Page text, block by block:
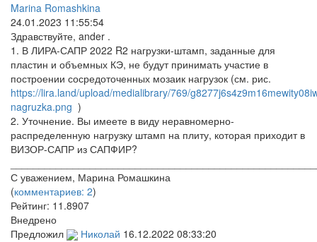
Marina Romashkina
24.01.2023 11:55:54
Здравствуйте, ander .
1. В ЛИРА-САПР 2022 R2 нагрузки-штамп, заданные для
пластин и объемных КЭ, не будут принимать участие в
построении сосредоточенных мозаик нагрузок (см. рис.
https://lira.land/upload/medialibrary/769/
nagruzka.png )
2. Уточнение. Вы имеете в виду неравномерно-
распределенную нагрузку штамп на плиту, которая приходит в
ВИЗОР-САПР из САПФИР?
С уважением, Марина Ромашкина
(комментариев: 2)
Рейтинг: 11.8907
Внедрено
Предложил
Николай 16.12.2022 08:33:20